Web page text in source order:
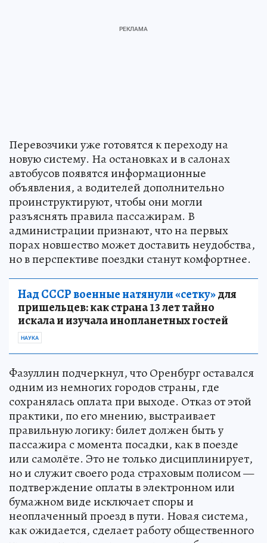
Перевозчики уже готовятся к переходу на
новую систему. На остановках и в салонах
автобусов появятся информационные
объявления, а водителей дополнительно
проинструктируют, чтобы они могли
разъяснять правила пассажирам. В
администрации признают, что на первых
порах новшество может доставить неудобства,
но в перспективе поездки станут комфортнее.
Над СССР военные натянули «сетку»для
пришельцев: как страна 13 лет тайно
искала и изучала инопланетных гостей
НАУКА
Фазуллин подчеркнул, что Оренбург оставался
одним из немногих городов страны, где
сохранялась оплата при выходе. Отказ от этой
практики, по его мнению, выстраивает
правильную логику: билет должен быть у
пассажира с момента посадки, как в поезде
или самолёте. Это не только дисциплинирует,
но и служит своего рода страховым полисом —
подтверждение оплаты в электронном или
бумажном виде исключает споры и
неоплаченный проезд в пути. Новая система,
как ожидается, сделает работу общественного